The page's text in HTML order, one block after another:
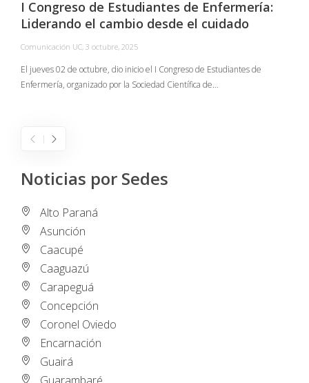
I Congreso de Estudiantes de Enfermería:
Liderando el cambio desde el cuidado
Comunicación UC, 3 octubre, 2025
El jueves 02 de octubre, dio inicio el I Congreso de Estudiantes de
Enfermería, organizado por la Sociedad Científica de…
Noticias por Sedes
Alto Paraná
Asunción
Caacupé
Caaguazú
Carapeguá
Concepción
Coronel Oviedo
Encarnación
Guairá